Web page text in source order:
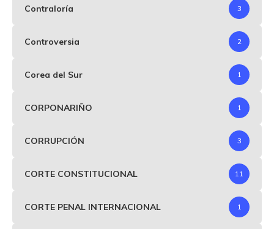
Contraloría 3
Controversia 2
Corea del Sur 1
CORPONARIÑO 1
CORRUPCIÓN 3
CORTE CONSTITUCIONAL 11
CORTE PENAL INTERNACIONAL 1